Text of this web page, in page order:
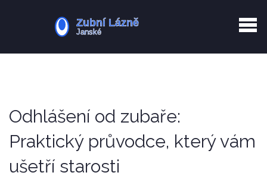
Zotavení po extrakci
Odhlášení od zubaře:
Praktický průvodce, který vám
ušetří starosti